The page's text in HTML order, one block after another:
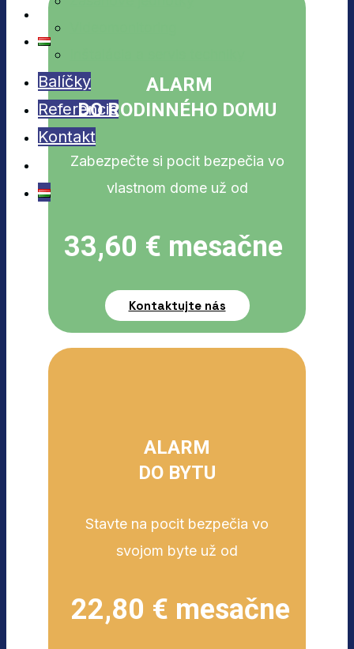
Balíčky
Referencie
Kontakt
ALARM
DO RODINNÉHO DOMU
Zabezpečte si pocit bezpečia vo
vlastnom dome už od
33,60 € mesačne
Kontaktujte nás
ALARM
DO BYTU
Stavte na pocit bezpečia vo
svojom byte už od
22,80 € mesačne